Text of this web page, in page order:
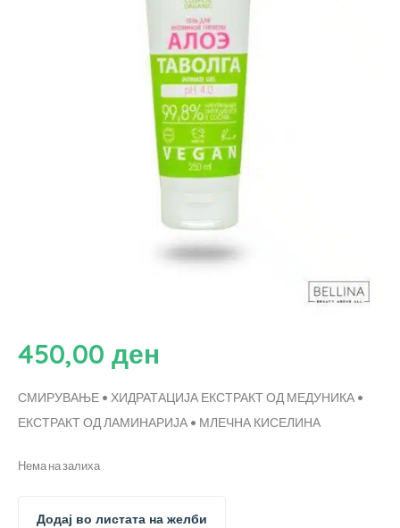
450,00 ден
СМИРУВАЊЕ • ХИДРАТАЦИЈА ЕКСТРАКТ ОД МЕДУНИКА •
ЕКСТРАКТ ОД ЛАМИНАРИЈА • МЛЕЧНА КИСЕЛИНА
Нема на залиха
Додај во листата на желби